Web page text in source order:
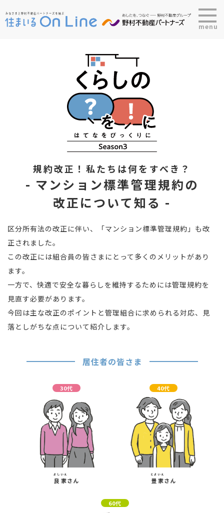
menu
規約改正！私たちは何をすべき？
- マンション標準管理規約の
改正について知る -
区分所有法の改正に伴い、「マンション標準管理規約」も改
正されました。
この改正には組合員の皆さまにとって多くのメリットがあり
ます。
一方で、快適で安全な暮らしを維持するためには管理規約を
見直す必要があります。
今回は主な改正のポイントと管理組合に求められる対応、見
落としがちな点について紹介します。
居住者の皆さま
30代
良家
よしいえ
さん
40代
豊家
とよいえ
さん
60代